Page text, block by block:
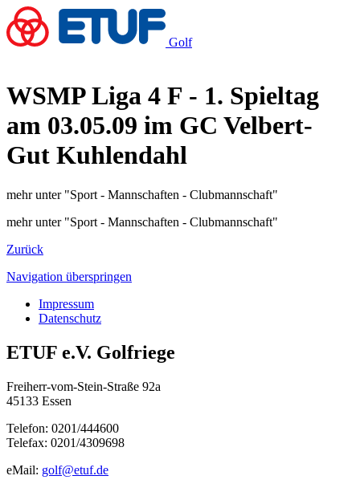
Golf
WSMP Liga 4 F - 1. Spieltag
am 03.05.09 im GC Velbert-
Gut Kuhlendahl
mehr unter "Sport - Mannschaften - Clubmannschaft"
mehr unter "Sport - Mannschaften - Clubmannschaft"
Zurück
Navigation überspringen
Impressum
Datenschutz
ETUF e.V. Golfriege
Freiherr-vom-Stein-Straße 92a
45133 Essen
Telefon: 0201/444600
Telefax: 0201/4309698
eMail: golf@etuf.de